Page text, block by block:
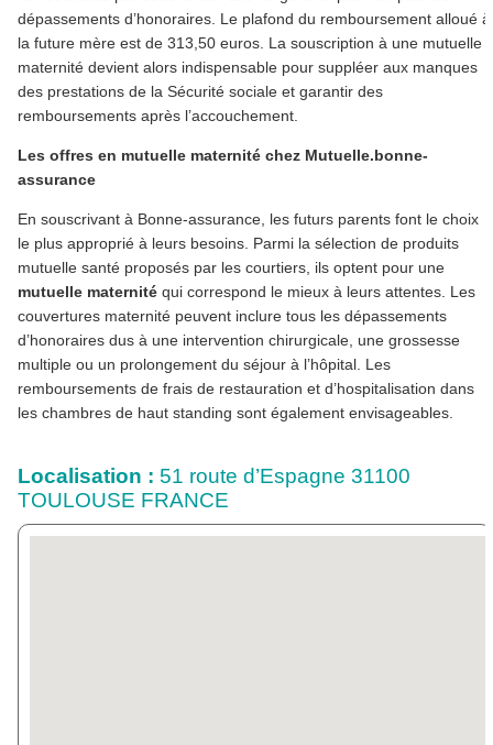
dépassements d’honoraires. Le plafond du remboursement alloué à
la future mère est de 313,50 euros. La souscription à une mutuelle
maternité devient alors indispensable pour suppléer aux manques
des prestations de la Sécurité sociale et garantir des
remboursements après l’accouchement.
Les offres en mutuelle maternité chez Mutuelle.bonne-
assurance
En souscrivant à Bonne-assurance, les futurs parents font le choix
le plus approprié à leurs besoins. Parmi la sélection de produits
mutuelle santé proposés par les courtiers, ils optent pour une
mutuelle maternitéqui correspond le mieux à leurs attentes. Les
couvertures maternité peuvent inclure tous les dépassements
d’honoraires dus à une intervention chirurgicale, une grossesse
multiple ou un prolongement du séjour à l’hôpital. Les
remboursements de frais de restauration et d’hospitalisation dans
les chambres de haut standing sont également envisageables.
Localisation : 51 route d’Espagne 31100
TOULOUSE FRANCE